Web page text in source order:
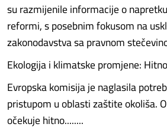
su razmijenile informacije o
reformi, s posebnim fokusom na
zakonodavstva sa pravnom
Ekologija i klimatske promjene:
Evropska komisija je naglasila
pristupom u oblasti zaštite okoliša.
očekuje hitno........